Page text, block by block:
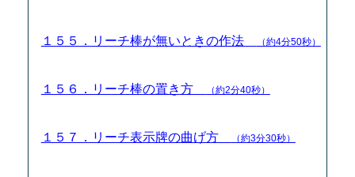
１５５．リーチ棒が無いときの作法 （約4分50秒）
１５６．リーチ棒の置き方 （約2分40秒）
１５７．リーチ表示牌の曲げ方 （約3分30秒）